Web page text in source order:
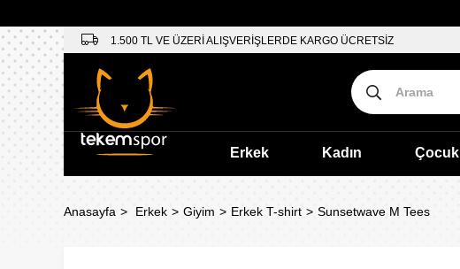
1.500 TL VE ÜZERİ ALIŞVERİŞLERDE KARGO ÜCRETSİZ
Erkek Kadın Çocuk
Anasayfa Erkek Giyim Erkek T-shirt Sunsetwave M Tees